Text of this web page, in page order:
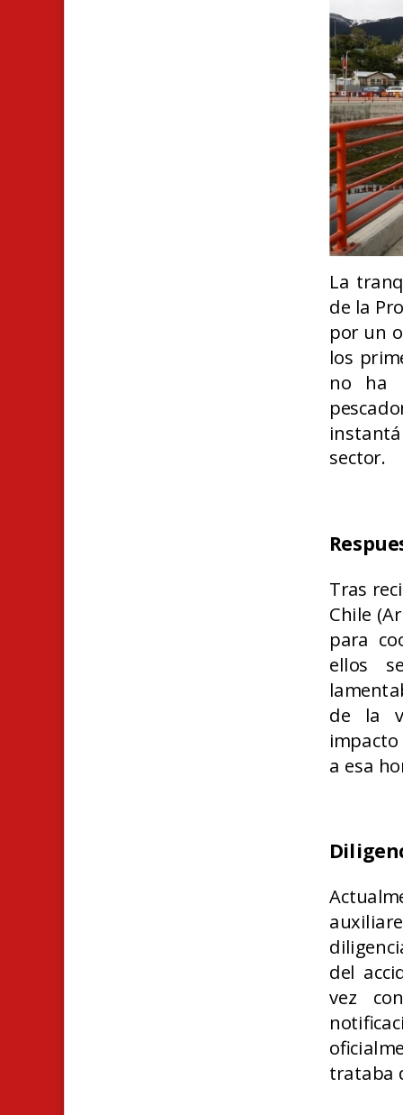
La
de la
por un
los
no ha
sector.
Tras
Chile
para
ellos
de la
a esa
del
vez
trataba